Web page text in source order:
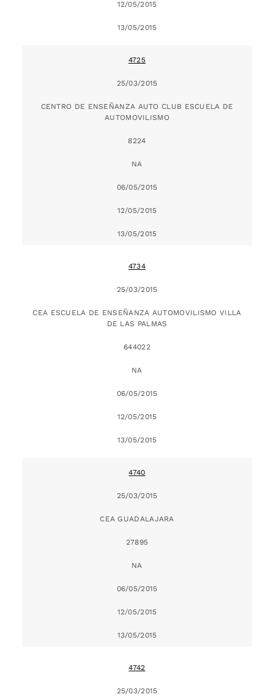
12/05/2015
13/05/2015
4725
25/03/2015
CENTRO DE ENSEÑANZA AUTO CLUB ESCUELA DE
AUTOMOVILISMO
8224
NA
06/05/2015
12/05/2015
13/05/2015
4734
25/03/2015
CEA ESCUELA DE ENSEÑANZA AUTOMOVILISMO VILLA
DE LAS PALMAS
644022
NA
06/05/2015
12/05/2015
13/05/2015
4740
25/03/2015
CEA GUADALAJARA
27895
NA
06/05/2015
12/05/2015
13/05/2015
4742
25/03/2015